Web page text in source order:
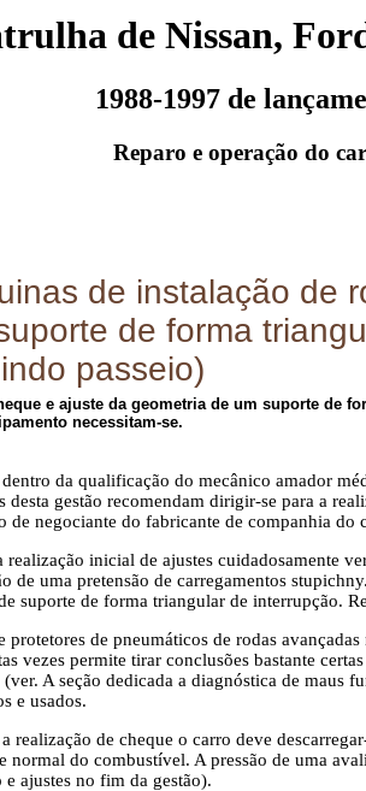
de Nissan,
1988-1997 de
Reparo e operação do
de instalação de
de forma
passeio)
e ajuste da geometria de um suporte de
necessitam-se.
da qualificação do mecânico amador
desta gestão recomendam dirigir-se para a
de negociante do fabricante de companhia do
realização inicial de ajustes cuidadosamente
de uma pretensão de carregamentos
suporte de forma triangular de interrupção.
protetores de pneumáticos de rodas
vezes permite tirar conclusões bastante
A seção dedicada a diagnóstica de maus
e usados.
realização de cheque o carro deve
normal do combustível. A pressão de uma
e ajustes no fim da gestão).